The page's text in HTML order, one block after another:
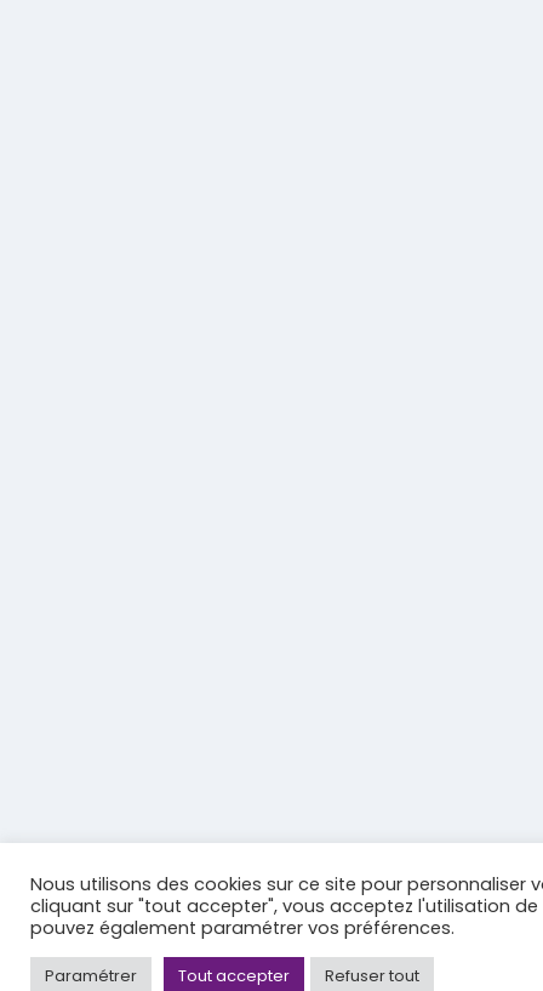
Nous utilisons des cookies sur ce site pour personnaliser
cliquant sur "tout accepter", vous acceptez l'utilisation de
pouvez également paramétrer vos préférences.
Paramétrer Tout accepter Refuser tout